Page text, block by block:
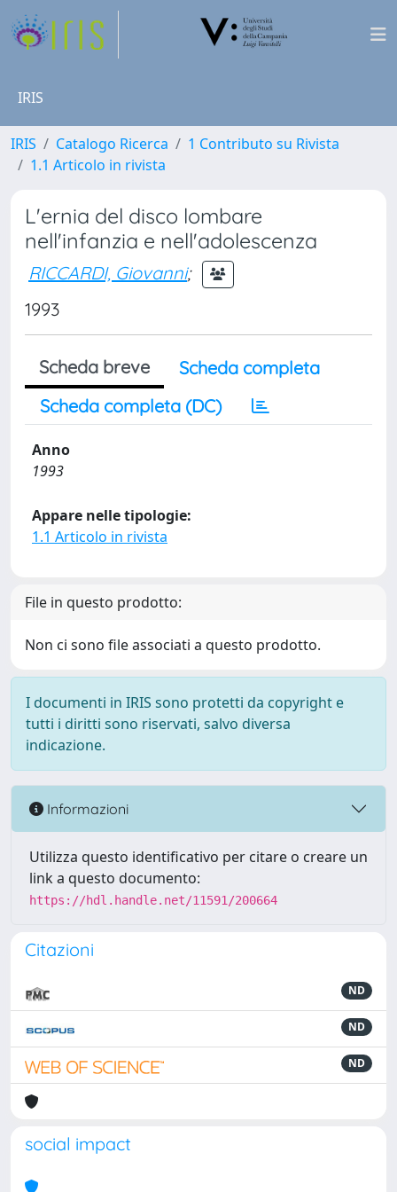
IRIS
IRIS Catalogo Ricerca
1 Contributo su Rivista
1.1 Articolo in rivista
L'ernia del disco lombare
nell'infanzia e nell'adolescenza
RICCARDI, Giovanni;
1993
Scheda breve
Scheda completa
Scheda completa (DC)
Anno
1993
Appare nelle tipologie:
1.1 Articolo in rivista
File in questo prodotto:
Non ci sono file associati a questo prodotto.
I documenti in IRIS sono protetti da copyright e
tutti i diritti sono riservati, salvo diversa
indicazione.
Informazioni
Utilizza questo identificativo per citare o creare un
link a questo documento:
https://hdl.handle.net/11591/200664
Citazioni
ND
ND
ND
social impact